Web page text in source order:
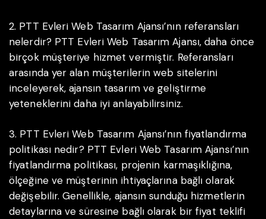
2. PTT Evleri Web Tasarım Ajansı’nın referansları
nelerdir?PTT Evleri Web Tasarım Ajansı, daha önce
birçok müşteriye hizmet vermiştir. Referansları
arasında yer alan müşterilerin web sitelerini
inceleyerek, ajansın tasarım ve geliştirme
yeteneklerini daha iyi anlayabilirsiniz.
3. PTT Evleri Web Tasarım Ajansı’nın fiyatlandırma
politikası nedir?PTT Evleri Web Tasarım Ajansı’nın
fiyatlandırma politikası, projenin karmaşıklığına,
ölçeğine ve müşterinin ihtiyaçlarına bağlı olarak
değişebilir. Genellikle, ajansın sunduğu hizmetlerin
detaylarına ve süresine bağlı olarak bir fiyat teklifi